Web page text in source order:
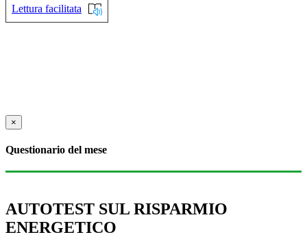
Lettura facilitata
×
Questionario del mese
AUTOTEST SUL RISPARMIO
ENERGETICO